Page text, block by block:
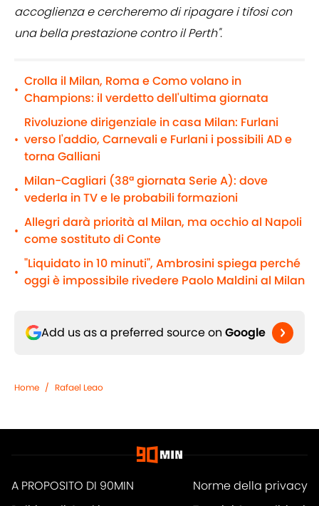
accoglienza e cercheremo di ripagare i tifosi con
una bella prestazione contro il Perth".
•
Crolla il Milan, Roma e Como volano in
Champions: il verdetto dell'ultima giornata
•
Rivoluzione dirigenziale in casa Milan: Furlani
verso l'addio, Carnevali e Furlani i possibili AD e
torna Galliani
•
Milan-Cagliari (38ª giornata Serie A): dove
vederla in TV e le probabili formazioni
•
Allegri darà priorità al Milan, ma occhio al Napoli
come sostituto di Conte
•
"Liquidato in 10 minuti", Ambrosini spiega perché
oggi è impossibile rivedere Paolo Maldini al Milan
Add us as a preferred source on Google
Home / Rafael Leao
A PROPOSITO DI 90MIN
Norme della privacy